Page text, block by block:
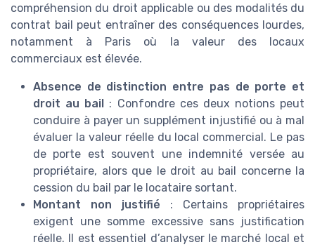
compréhension du droit applicable ou des modalités du
contrat bail peut entraîner des conséquences lourdes,
notamment à Paris où la valeur des locaux
commerciaux est élevée.
Absence de distinction entre pas de porte et
droit au bail : Confondre ces deux notions peut
conduire à payer un supplément injustifié ou à mal
évaluer la valeur réelle du local commercial. Le pas
de porte est souvent une indemnité versée au
propriétaire, alors que le droit au bail concerne la
cession du bail par le locataire sortant.
Montant non justifié : Certains propriétaires
exigent une somme excessive sans justification
réelle. Il est essentiel d’analyser le marché local et